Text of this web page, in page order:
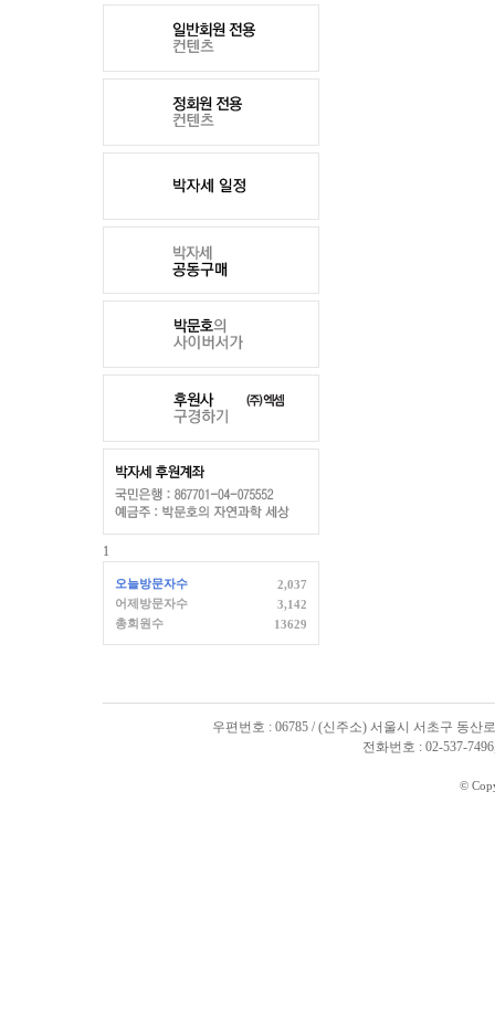
1
오늘방문자수
2,037
어제방문자수
3,142
총회원수
13629
우편번호 : 06785 / (신주소) 서울시 서초구 동산
전화번호 : 02-537-
©